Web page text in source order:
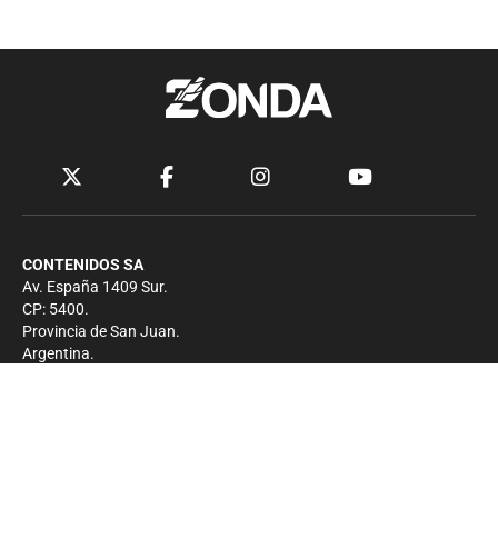
CONTENIDOS SA
Av. España 1409 Sur.
CP: 5400.
Provincia de San Juan.
Argentina.